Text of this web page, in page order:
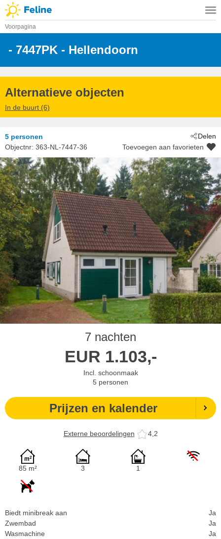
Voorpagina
- 7447PK - Hellendoorn
Alternatieve objecten
In de buurt (6)
Delen
5 personen
Objectnr: 363-NL-7447-36 Toevoegen aan favorieten
7 nachten
EUR 1.103,-
Incl. schoonmaak
5 personen
Prijzen en kalender
Externe beoordelingen 4,2
85 m² 3 1
Biedt minibreak aan
Ja
Zwembad
Ja
Wasmachine
Ja